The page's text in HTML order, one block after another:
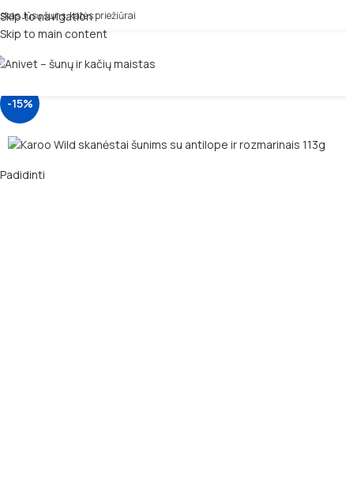
Skip to navigation
Skip to main content
Jūsų šuns, katės priežiūrai
-15%
Padidinti